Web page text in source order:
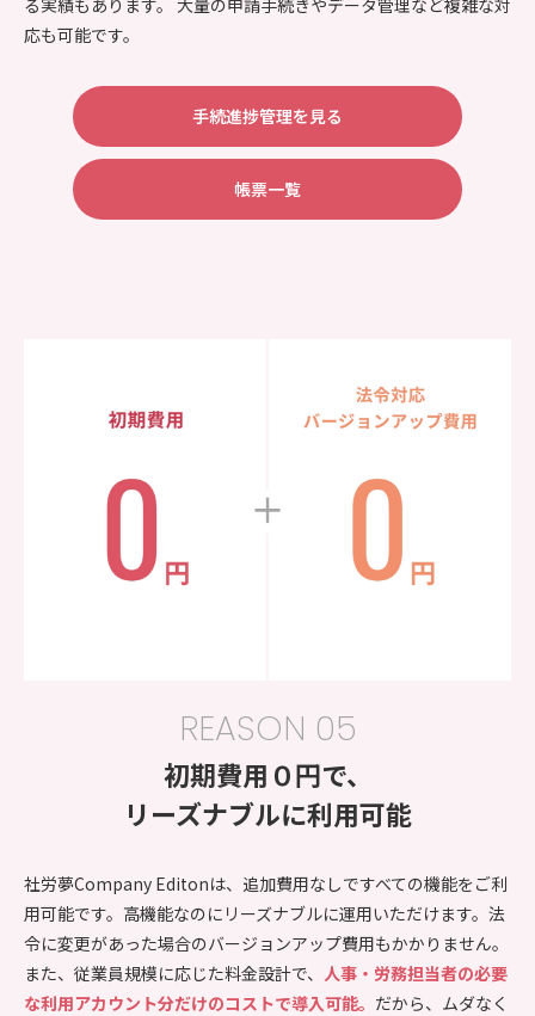
応も可能です。
手続進捗管理を見る
帳票一覧
REASON 05
初期費用０円で、
リーズナブルに利用可能
社労夢Company Editonは、追加費用なしですべての機能をご利
用可能です。高機能なのにリーズナブルに運用いただけます。法
令に変更があった場合のバージョンアップ費用もかかりません。
また、従業員規模に応じた料金設計で、 人事・労務担当者の必要
な利用アカウント分だけのコストで導入可能。 だから、ムダなく